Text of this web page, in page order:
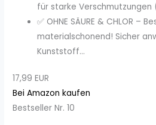
für starke Verschmutzungen
✅ OHNE SÄURE & CHLOR –
materialschonend! Sicher
Kunststoff...
17,99 EUR
Bei Amazon kaufen
Bestseller Nr. 10